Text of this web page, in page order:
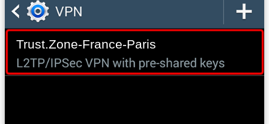
Trust.Zone-France-Paris